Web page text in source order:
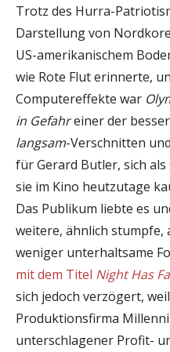
Trotz des Hurra-
Darstellung von
US-amerikanischem
wie Rote Flut erinnerte,
Computereffekte war
in Gefahreiner der
langsam-Verschnitten
für Gerard Butler, sich
sie im Kino heutzutage
Das Publikum liebte es
weitere, ähnlich stumpfe,
weniger unterhaltsame
mit dem Titel Night Has
sich jedoch verzögert,
Produktionsfirma
unterschlagener Profit-